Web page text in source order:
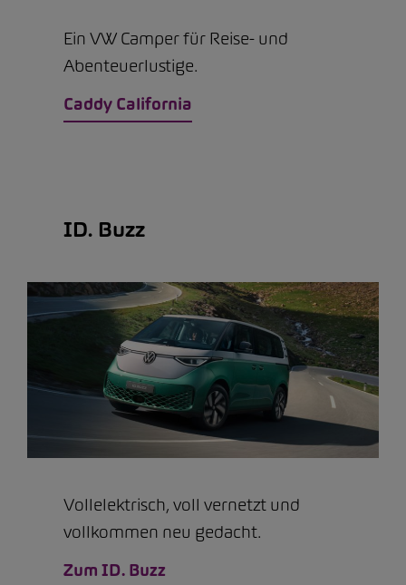
Ein VW Camper für Reise- und
Abenteuerlustige.
Caddy California
ID. Buzz
Vollelektrisch, voll vernetzt und
vollkommen neu gedacht.
Zum ID. Buzz